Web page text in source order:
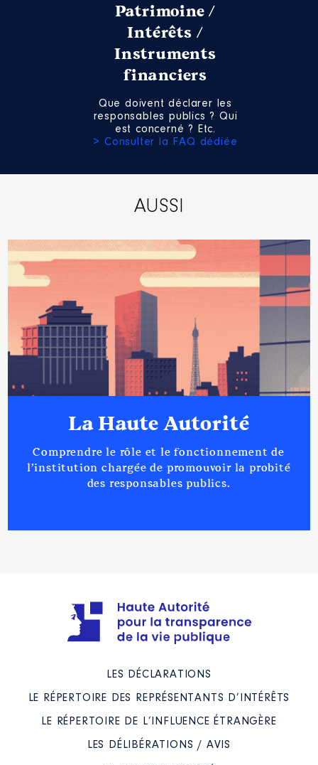
Patrimoine /
Intérêts /
Instruments
financiers
Que doivent déclarer les
responsables publics ? Qui
est concerné ? Etc.
> Consulter la FAQ dédiée
AUSSI
La Haute Autorité
Comprendre le rôle et le fonctionnement de
l’institution chargée de promouvoir la probité
des responsables publics.
LES DÉCLARATIONS
LE RÉPERTOIRE DES REPRÉSENTANTS D’INTÉRÊTS
LE RÉPERTOIRE DE L’INFLUENCE ÉTRANGÈRE
LES DÉLIBÉRATIONS / AVIS